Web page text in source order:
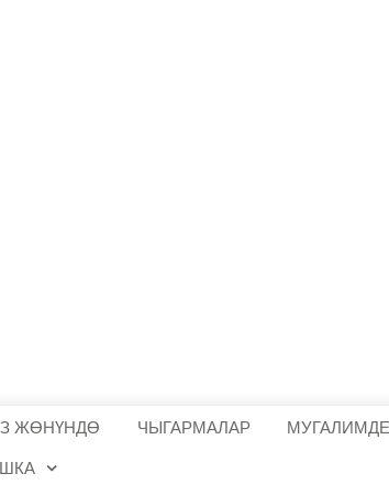
ЖӨНҮНДӨ ЧЫГАРМАЛАР